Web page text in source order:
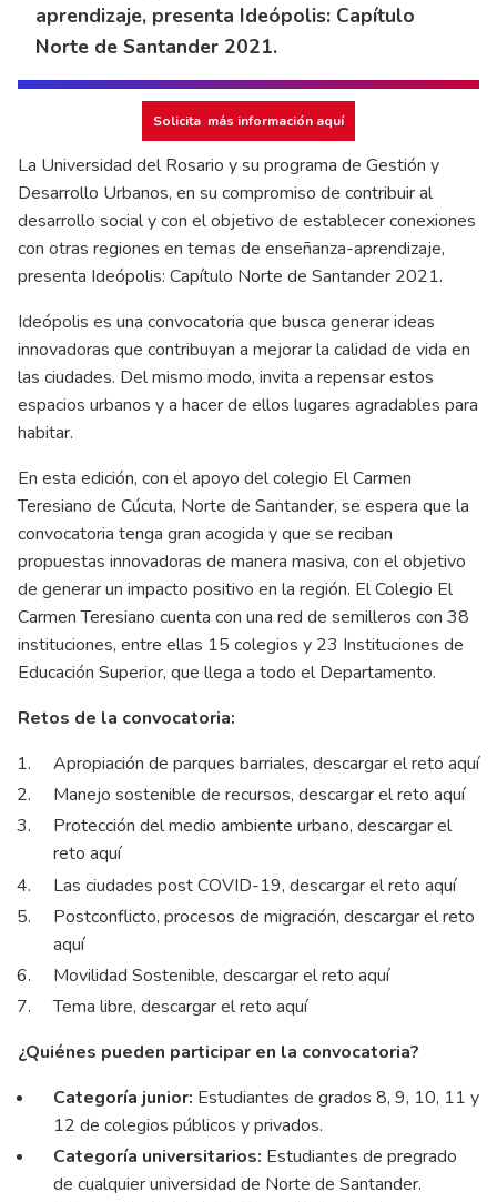
aprendizaje, presenta Ideópolis: Capítulo
Norte de Santander 2021.
Solicita más información aquí
La Universidad del Rosario y su programa de Gestión y
Desarrollo Urbanos, en su compromiso de contribuir al
desarrollo social y con el objetivo de establecer conexiones
con otras regiones en temas de enseñanza-aprendizaje,
presenta Ideópolis: Capítulo Norte de Santander 2021.
Ideópolis es una convocatoria que busca generar ideas
innovadoras que contribuyan a mejorar la calidad de vida en
las ciudades. Del mismo modo, invita a repensar estos
espacios urbanos y a hacer de ellos lugares agradables para
habitar.
En esta edición, con el apoyo del colegio El Carmen
Teresiano de Cúcuta, Norte de Santander, se espera que la
convocatoria tenga gran acogida y que se reciban
propuestas innovadoras de manera masiva, con el objetivo
de generar un impacto positivo en la región. El Colegio El
Carmen Teresiano cuenta con una red de semilleros con 38
instituciones, entre ellas 15 colegios y 23 Instituciones de
Educación Superior, que llega a todo el Departamento.
Retos de la convocatoria:
Apropiación de parques barriales, descargar el reto aquí
Manejo sostenible de recursos, descargar el reto aquí
Protección del medio ambiente urbano, descargar el
reto aquí
Las ciudades post COVID-19, descargar el reto aquí
Postconflicto, procesos de migración, descargar el reto
aquí
Movilidad Sostenible, descargar el reto aquí
Tema libre, descargar el reto aquí
¿Quiénes pueden participar en la convocatoria?
Categoría junior: Estudiantes de grados 8, 9, 10, 11 y
12 de colegios públicos y privados.
Categoría universitarios: Estudiantes de pregrado
de cualquier universidad de Norte de Santander.